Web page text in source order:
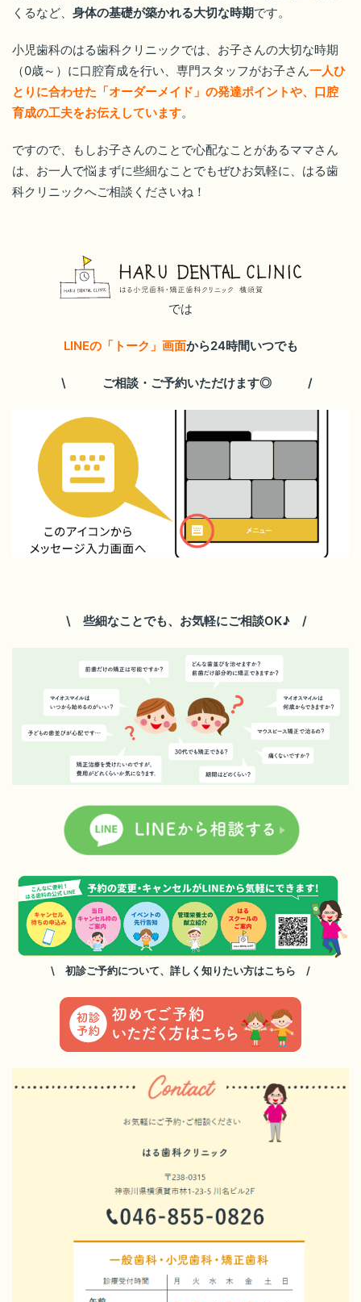
くるなど、 身体の基礎が築かれる大切な時期です。
小児歯科のはる歯科クリニックでは、お子さんの大切な時期
（0歳～）に口腔育成を行い、専門スタッフがお子さん一人ひ
とりに合わせた「オーダーメイド」の発達ポイントや、口腔
育成の工夫をお伝えしています。
ですので、もしお子さんのことで心配なことがあるママさん
は、お一人で悩まずに些細なことでもぜひお気軽に、はる歯
科クリニックへご相談くださいね！
では
LINEの「トーク」画面から24時間いつでも
\ ご相談・ご予約いただけます◎ /
\ 些細なことでも、お気軽にご相談OK♪ /
\ 初診ご予約について、詳しく知りたい方はこちら /